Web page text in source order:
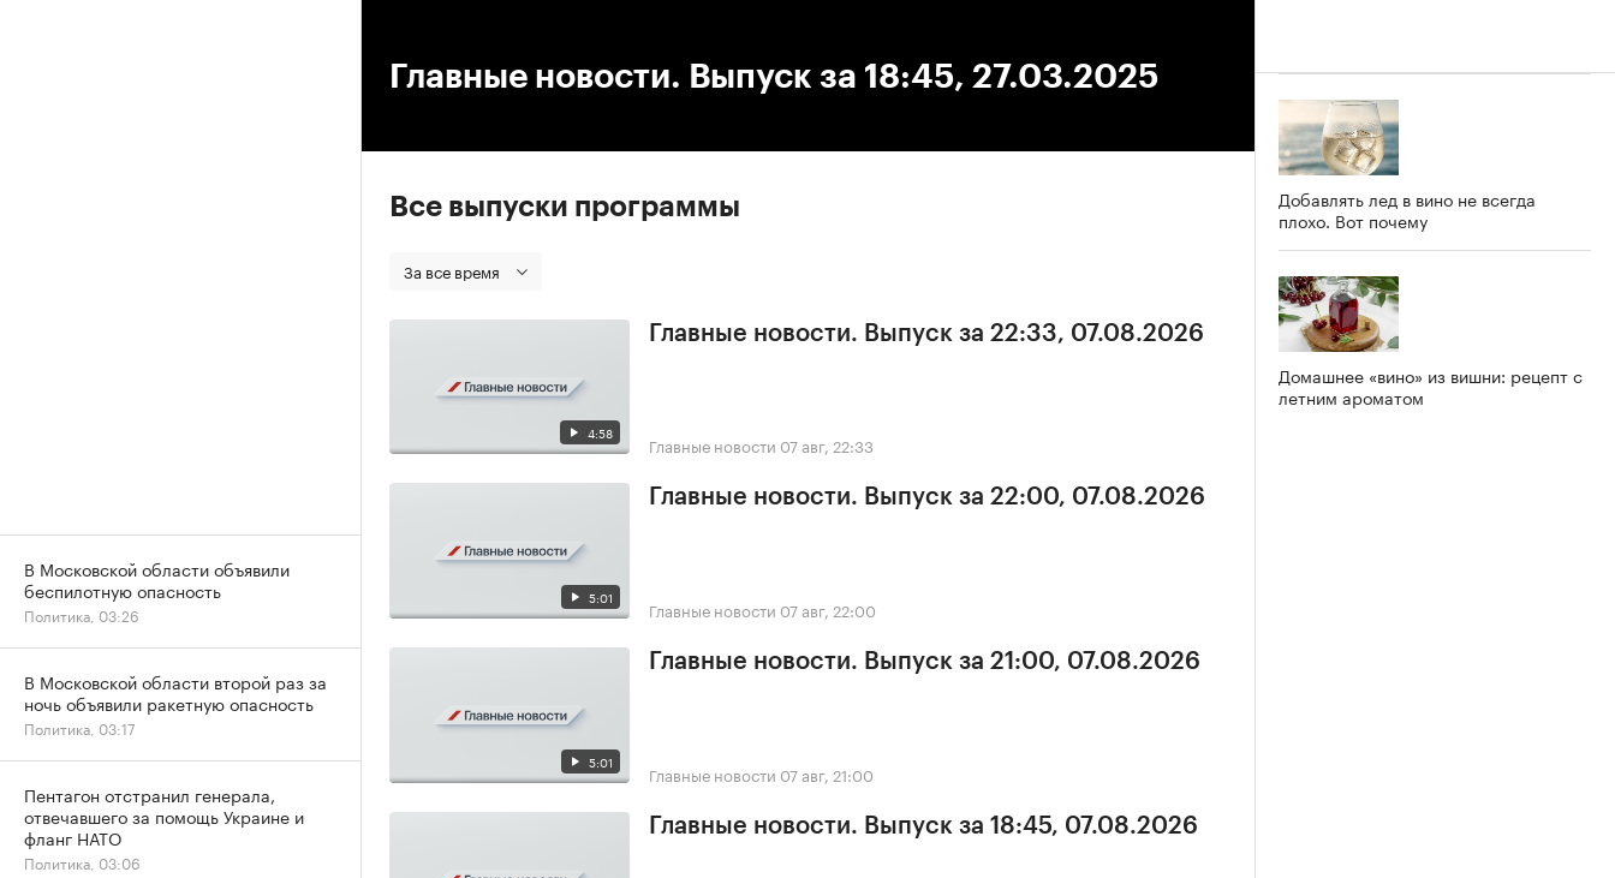
Главные новости. Выпуск за 18:45, 27.03.2025
Все выпуски программы
За все время
4:58
Главные новости. Выпуск за 22:33, 07.08.2026
Главные новости 07 авг, 22:33
5:01
Главные новости. Выпуск за 22:00, 07.08.2026
Главные новости 07 авг, 22:00
5:01
Главные новости. Выпуск за 21:00, 07.08.2026
Главные новости 07 авг, 21:00
Главные новости. Выпуск за 18:45, 07.08.2026
Добавлять лед в вино не всегда
плохо. Вот почему
Домашнее «вино» из вишни: рецепт с
летним ароматом
В Московской области объявили
беспилотную опасность
Политика, 03:26
В Московской области второй раз за
ночь объявили ракетную опасность
Политика, 03:17
Пентагон отстранил генерала,
отвечавшего за помощь Украине и
фланг НАТО
Политика, 03:06